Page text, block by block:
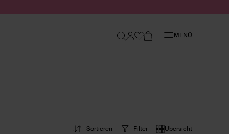
MENÜ
Filter Übersicht
Sortieren